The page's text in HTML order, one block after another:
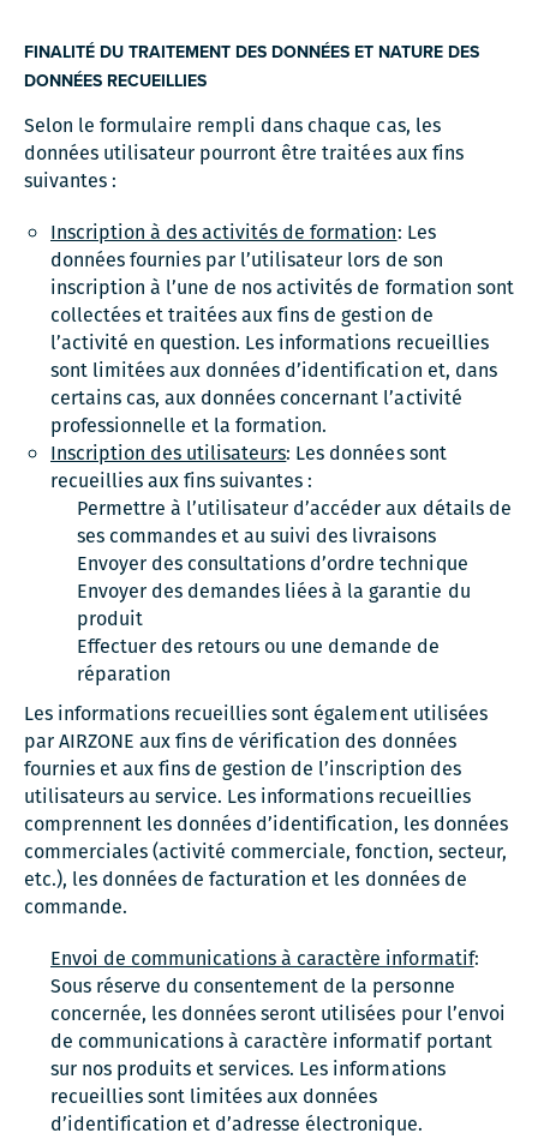
FINALITÉ DU TRAITEMENT DES DONNÉES ET NATURE DES
DONNÉES RECUEILLIES
Selon le formulaire rempli dans chaque cas, les
données utilisateur pourront être traitées aux fins
suivantes :
Inscription à des activités de formation: Les
données fournies par l’utilisateur lors de son
inscription à l’une de nos activités de formation sont
collectées et traitées aux fins de gestion de
l’activité en question. Les informations recueillies
sont limitées aux données d’identification et, dans
certains cas, aux données concernant l’activité
professionnelle et la formation.
Inscription des utilisateurs: Les données sont
recueillies aux fins suivantes :
Permettre à l’utilisateur d’accéder aux détails de
ses commandes et au suivi des livraisons
Envoyer des consultations d’ordre technique
Envoyer des demandes liées à la garantie du
produit
Effectuer des retours ou une demande de
réparation
Les informations recueillies sont également utilisées
par AIRZONE aux fins de vérification des données
fournies et aux fins de gestion de l’inscription des
utilisateurs au service. Les informations recueillies
comprennent les données d’identification, les données
commerciales (activité commerciale, fonction, secteur,
etc.), les données de facturation et les données de
commande.
Envoi de communications à caractère informatif:
Sous réserve du consentement de la personne
concernée, les données seront utilisées pour l’envoi
de communications à caractère informatif portant
sur nos produits et services. Les informations
recueillies sont limitées aux données
d’identification et d’adresse électronique.